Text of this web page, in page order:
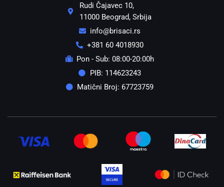
Rudi Čajavec 10,
11000 Beograd, Srbija
info@brisaci.rs
+381 60 4018930
Pon - Sub: 08:00-20:00h
PIB: 114623243
Matični Broj: 67723759